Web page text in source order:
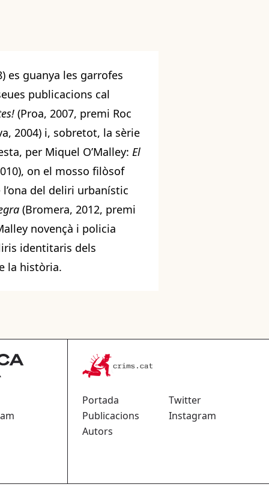
es guanya les garrofes
publicacions cal
(Proa, 2007, premi Roc
2004) i, sobretot, la sèrie
per Miquel O’Malley: El
on el mosso filòsof
del deliri urbanístic
(Bromera, 2012, premi
novençà i policia
identitaris dels
la història.
Portada
Publicacions
Autors
Twitter
Instagram